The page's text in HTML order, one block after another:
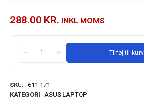
288.00 KR. INKL MOMS
Tilføj til kurv
SKU: 611-171
KATEGORI: ASUS LAPTOP